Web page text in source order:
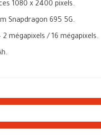
1080 x 2400 pixels.
Snapdragon 695 5G.
2 mégapixels / 16 mégapixels.